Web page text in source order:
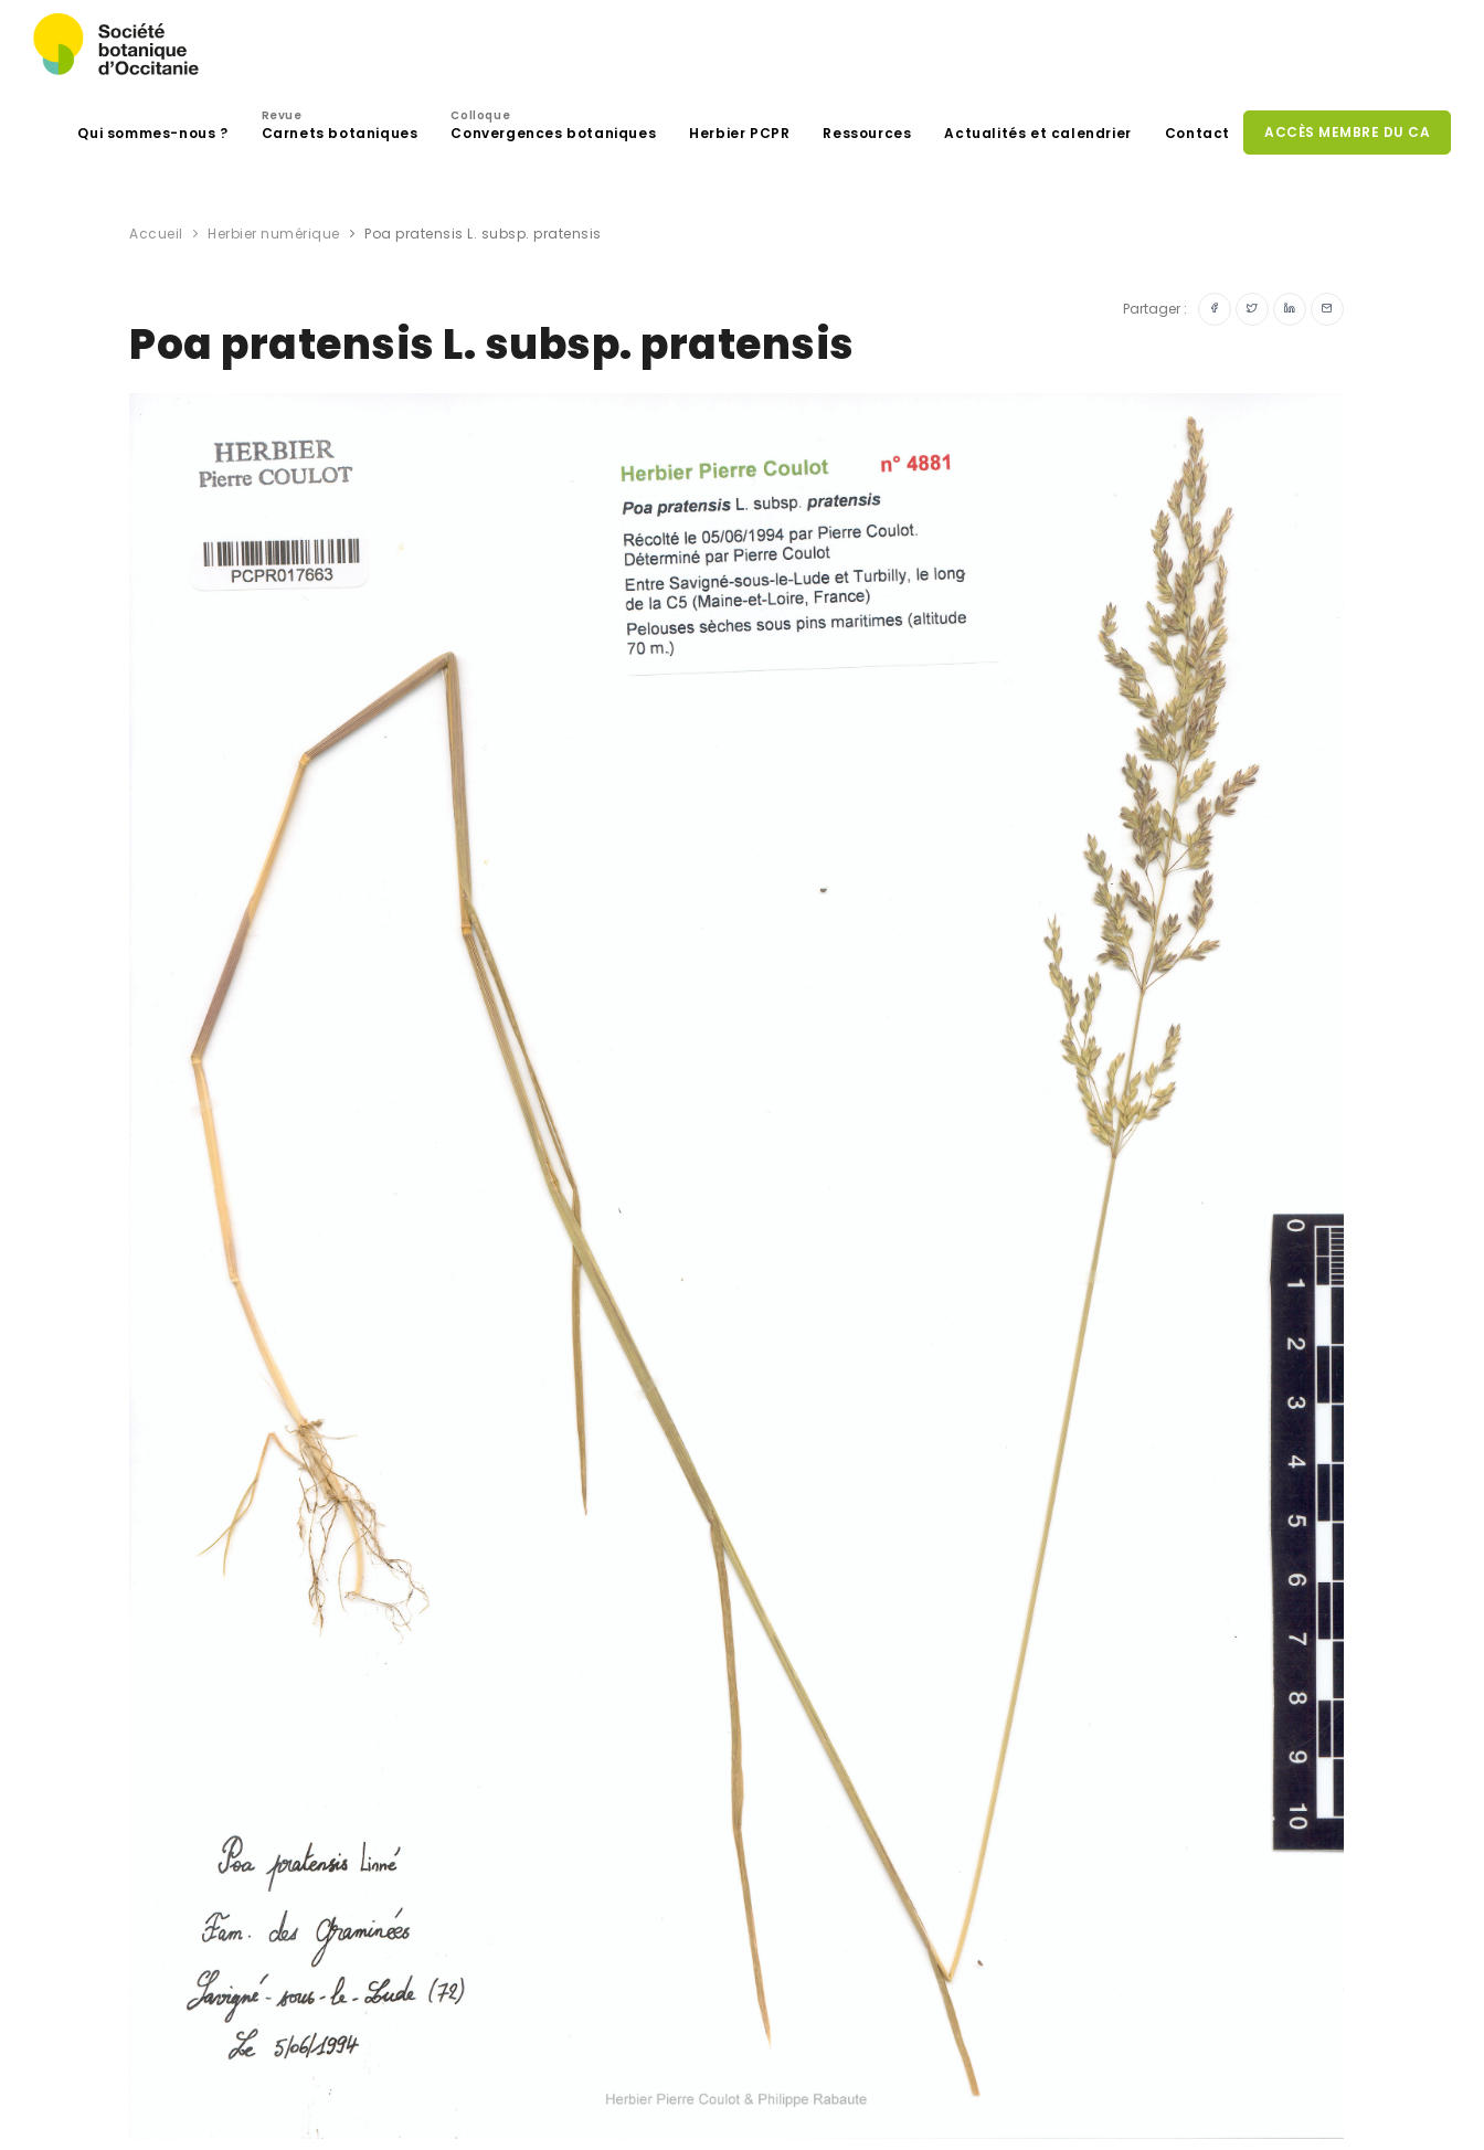
Qui sommes-nous ?
Revue
Carnets botaniques
Colloque
Convergences botaniques Herbier PCPR Ressources Actualités et calendrier Contact ACCÈS MEMBRE DU CA
Accueil Herbier numérique Poa pratensis L. subsp. pratensis
Partager :
Poa pratensis L. subsp. pratensis